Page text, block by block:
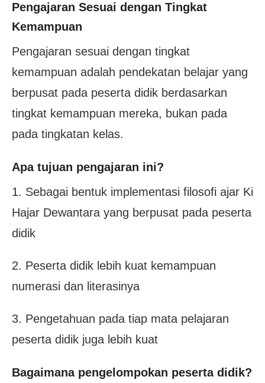
Pengajaran Sesuai dengan Tingkat
Kemampuan
Pengajaran sesuai dengan tingkat
kemampuan adalah pendekatan belajar yang
berpusat pada peserta didik berdasarkan
tingkat kemampuan mereka, bukan pada
pada tingkatan kelas.
Apa tujuan pengajaran ini?
1. Sebagai bentuk implementasi filosofi ajar Ki
Hajar Dewantara yang berpusat pada peserta
didik
2. Peserta didik lebih kuat kemampuan
numerasi dan literasinya
3. Pengetahuan pada tiap mata pelajaran
peserta didik juga lebih kuat
Bagaimana pengelompokan peserta didik?